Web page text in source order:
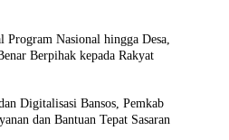
Program Nasional hingga Desa,
Berpihak kepada Rakyat
Digitalisasi Bansos, Pemkab
dan Bantuan Tepat Sasaran